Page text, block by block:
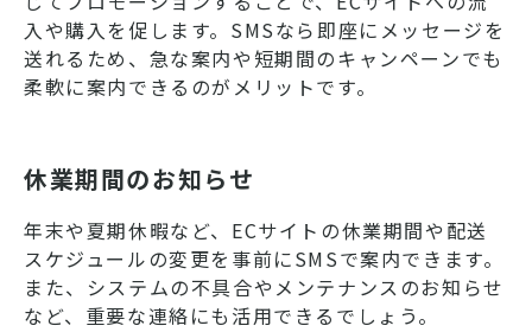
入や購入を促します。SMSなら即座にメッセージを
送れるため、急な案内や短期間のキャンペーンでも
柔軟に案内できるのがメリットです。
休業期間のお知らせ
年末や夏期休暇など、ECサイトの休業期間や配送
スケジュールの変更を事前にSMSで案内できます。
また、システムの不具合やメンテナンスのお知らせ
など、重要な連絡にも活用できるでしょう。